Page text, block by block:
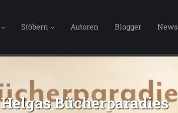
Stöbern Autoren Blogger News
Helgas Bücherparadies